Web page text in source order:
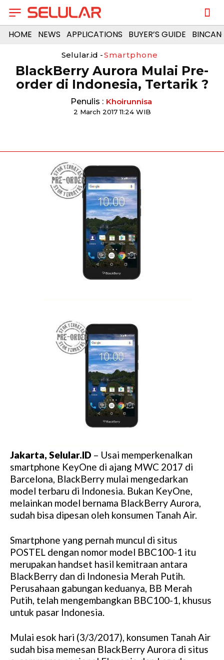
HOME NEWS APPLICATIONS BUYER’S GUIDE
Selular.id -Smartphone
BlackBerry Aurora Mulai Pre-
order di Indonesia, Tertarik ?
Penulis : Khoirunnisa
2 March 2017 11:24 WIB
Jakarta, Selular.ID – Usai memperkenalkan
smartphone KeyOne di ajang MWC 2017 di
Barcelona, BlackBerry mulai mengedarkan
model terbaru di Indonesia. Bukan KeyOne,
melainkan model bernama BlackBerry Aurora,
sudah bisa dipesan oleh konsumen Tanah Air.
Smartphone yang pernah muncul di situs
POSTEL dengan nomor model BBC100-1 itu
merupakan handset hasil kemitraan antara
BlackBerry dan di Indonesia Merah Putih.
Perusahaan gabungan keduanya, BB Merah
Putih, telah mengembangkan BBC100-1, khusus
untuk pasar Indonesia.
Mulai esok hari (3/3/2017), konsumen Tanah Air
sudah bisa memesan BlackBerry Aurora di situs